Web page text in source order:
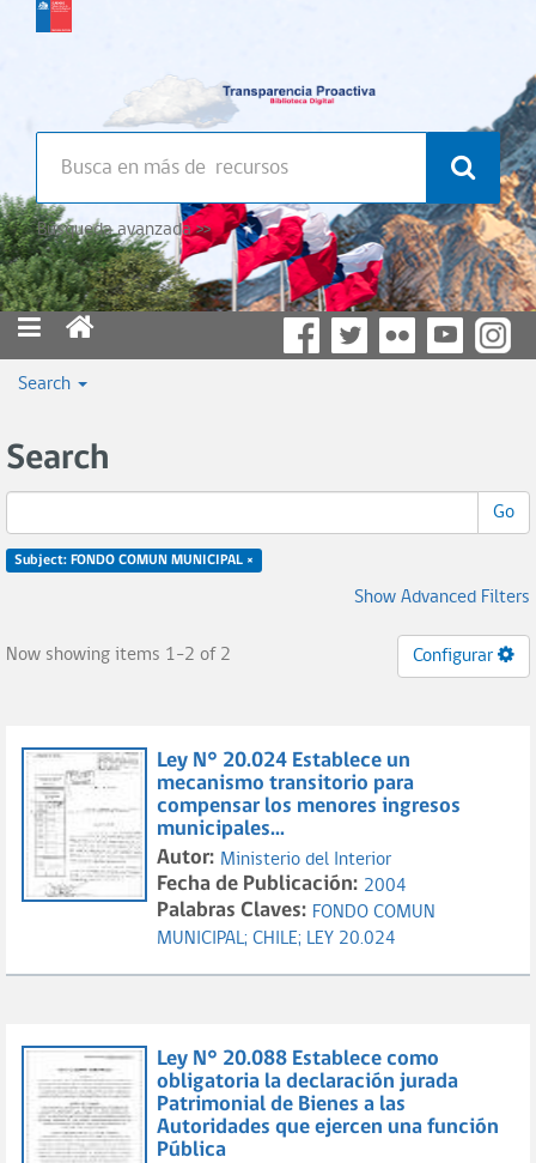
Búsqueda avanzada >>
Search
Search
Go
Subject: FONDO COMUN MUNICIPAL ×
Show Advanced Filters
Now showing items 1-2 of 2 Configurar
Ley N° 20.024 Establece un
mecanismo transitorio para
compensar los menores ingresos
municipales...
Autor: Ministerio del Interior
Fecha de Publicación: 2004
Palabras Claves: FONDO COMUN
MUNICIPAL; CHILE; LEY 20.024
Ley N° 20.088 Establece como
obligatoria la declaración jurada
Patrimonial de Bienes a las
Autoridades que ejercen una función
Pública